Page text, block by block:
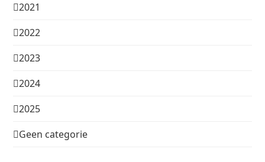
2021
2022
2023
2024
2025
Geen categorie